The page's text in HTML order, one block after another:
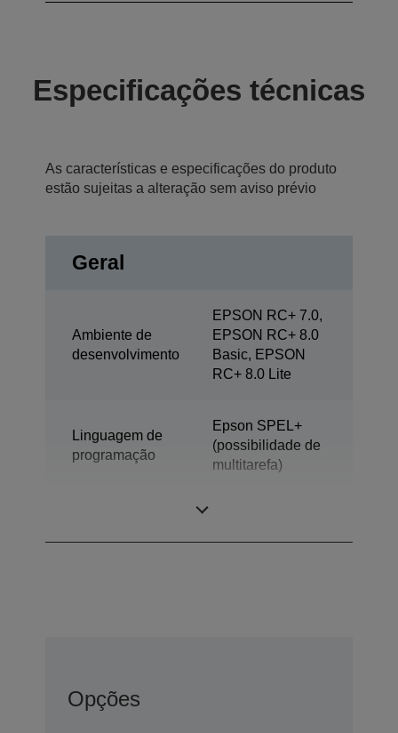
Especificações técnicas
As características e especificações do produto
estão sujeitas a alteração sem aviso prévio
Geral
Ambiente de
desenvolvimento
EPSON RC+ 7.0,
EPSON RC+ 8.0
Basic, EPSON
RC+ 8.0 Lite
Linguagem de
programação
Epson SPEL+
(possibilidade de
multitarefa)
Opções